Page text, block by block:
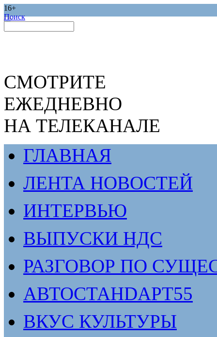
16+
Поиск
СМОТРИТЕ
ЕЖЕДНЕВНО
НА ТЕЛЕКАНАЛЕ
ГЛАВНАЯ
ЛЕНТА НОВОСТЕЙ
ИНТЕРВЬЮ
ВЫПУСКИ НДС
РАЗГОВОР ПО
АВТОСТАНDАРТ55
ВКУС КУЛЬТУРЫ